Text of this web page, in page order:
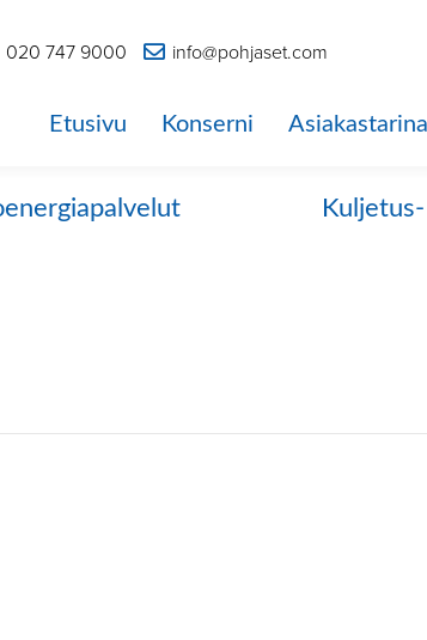
020 747 9000 info@pohjaset.com
Etusivu Konserni